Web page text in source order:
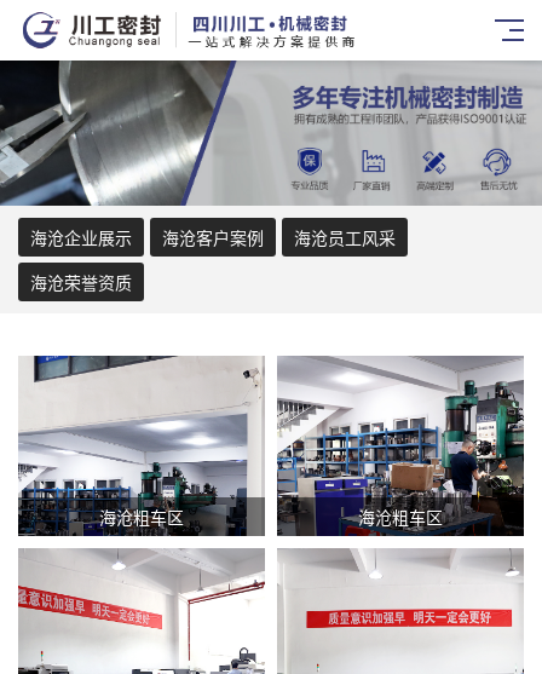
海沧企业展示 海沧客户案例
海沧员工风采
海沧荣誉资质
海沧粗车区 海沧粗车区